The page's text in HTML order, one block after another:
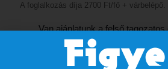
A foglalkozás díja 2700 Ft/fő + várbelépő.
Van ajánlatunk a felső
Az Erkel Ferenc Múzeum szakemberei a